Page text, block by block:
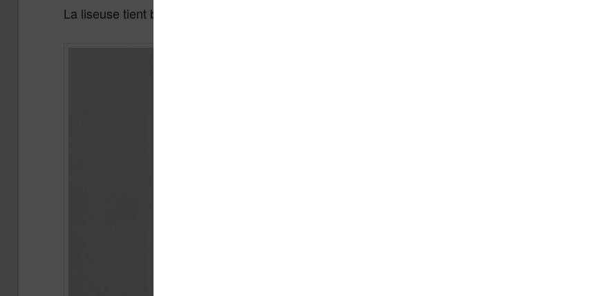
La liseuse tient bien en main et on a tout de suite une belle impression de qualité.